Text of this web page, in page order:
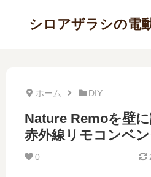
シロアザラシの電
ホーム DIY
Nature Remoを壁
赤外線リモコンベ
0